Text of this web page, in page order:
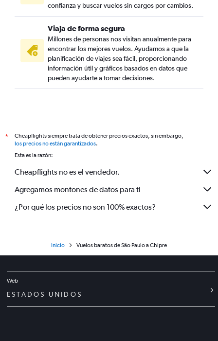
confianza y buscar vuelos sin cargos por cambios.
Viaja de forma segura
Millones de personas nos visitan anualmente para
encontrar los mejores vuelos. Ayudamos a que la
planificación de viajes sea fácil, proporcionando
información útil y gráficos basados en datos que
pueden ayudarte a tomar decisiones.
*
Cheapflights siempre trata de obtener precios exactos, sin embargo,
los precios no están garantizados.
Esta es la razón:
Cheapflights no es el vendedor.
Agregamos montones de datos para ti
¿Por qué los precios no son 100% exactos?
Inicio Vuelos baratos de São Paulo a Chipre
Web
ESTADOS UNIDOS